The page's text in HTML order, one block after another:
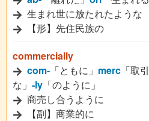
生まれ世に放たれたような
【形】先住民族の
commercially
com- 「ともに」 merc 「取
な」 -ly 「のように」
商売し合うように
【副】商業的に